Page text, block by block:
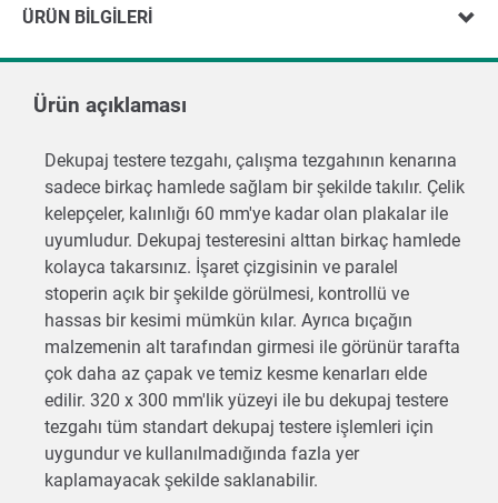
ÜRÜN BILGILERI
Ürün açıklaması
Dekupaj testere tezgahı, çalışma tezgahının kenarına
sadece birkaç hamlede sağlam bir şekilde takılır. Çelik
kelepçeler, kalınlığı 60 mm'ye kadar olan plakalar ile
uyumludur. Dekupaj testeresini alttan birkaç hamlede
kolayca takarsınız. İşaret çizgisinin ve paralel
stoperin açık bir şekilde görülmesi, kontrollü ve
hassas bir kesimi mümkün kılar. Ayrıca bıçağın
malzemenin alt tarafından girmesi ile görünür tarafta
çok daha az çapak ve temiz kesme kenarları elde
edilir. 320 x 300 mm'lik yüzeyi ile bu dekupaj testere
tezgahı tüm standart dekupaj testere işlemleri için
uygundur ve kullanılmadığında fazla yer
kaplamayacak şekilde saklanabilir.